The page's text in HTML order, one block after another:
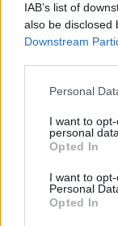
IAB’s list of
also be disclosed
Downstream
Personal
I want to
personal data.
Opted In
I want to
Personal
Opted In